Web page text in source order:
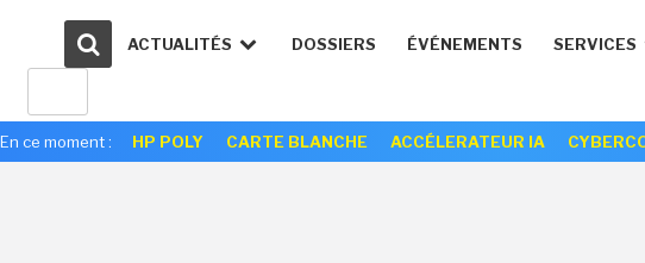
ACTUALITÉS DOSSIERS ÉVÉNEMENTS SERVICES
En ce moment : HP POLY CARTE BLANCHE ACCÉLERATEUR IA